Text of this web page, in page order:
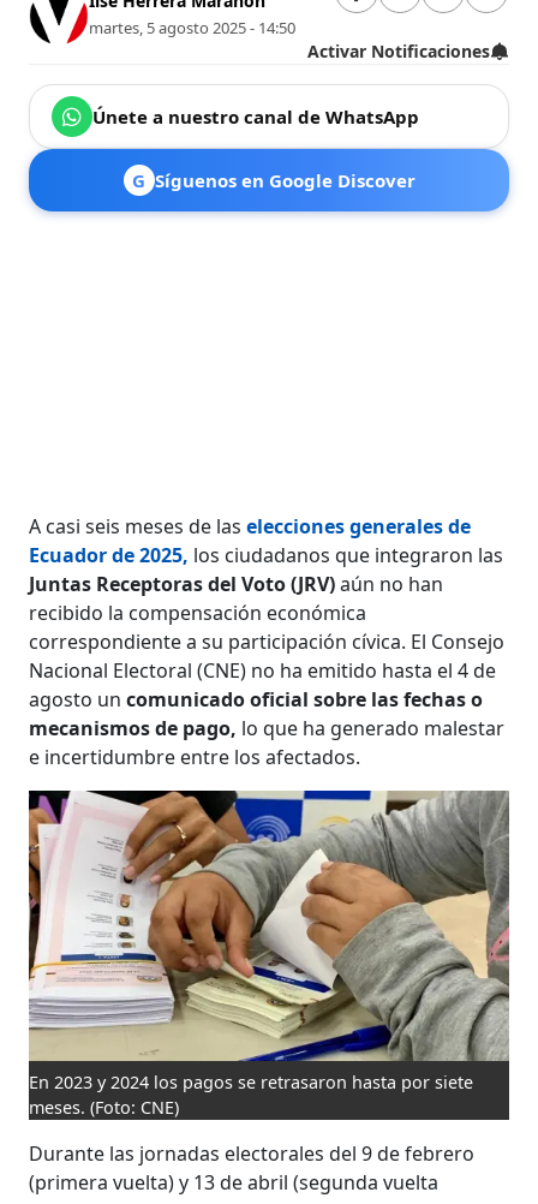
martes, 5 agosto 2025 - 14:50
Activar Notificaciones
Únete a nuestro canal de WhatsApp
G Síguenos en Google Discover
A casi seis meses de laselecciones generales de
Ecuador de 2025, los ciudadanos que integraron las
Juntas Receptoras del Voto (JRV)aún no han
recibido la compensación económica
correspondiente a su participación cívica. El Consejo
Nacional Electoral (CNE) no ha emitido hasta el 4 de
agosto uncomunicado oficial sobre las fechas o
mecanismos de pago, lo que ha generado malestar
e incertidumbre entre los afectados.
En 2023 y 2024 los pagos se retrasaron hasta por siete
meses. (Foto: CNE)
Durante las jornadas electorales del 9 de febrero
(primera vuelta) y 13 de abril (segunda vuelta